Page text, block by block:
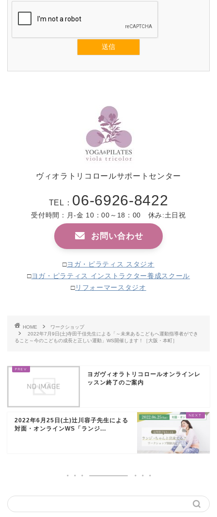
ヴィオラトリコロールサポートセンター
TEL： 06-6926-8422
受付時間：月-金 10：00～18：00 休み:土日祝
お問い合わせ
□ヨガ・ピラティス スタジオ
□ヨガ・ピラティス インストラクター養成スクール
□リフォーマースタジオ
HOME
ワークショップ
2022年7月9日(土)寺田千佳先生による「～未来あるこどもへ運動指導者ができ
ること～今のこどもの成長と正しい運動」WS開催します！［大阪・本町］
ヨガヴィオラトリコロールオンラインレ
ッスン終了のご案内
2022年6月25日(土)辻川容子先生による
対面・オンラインWS「ランジ...